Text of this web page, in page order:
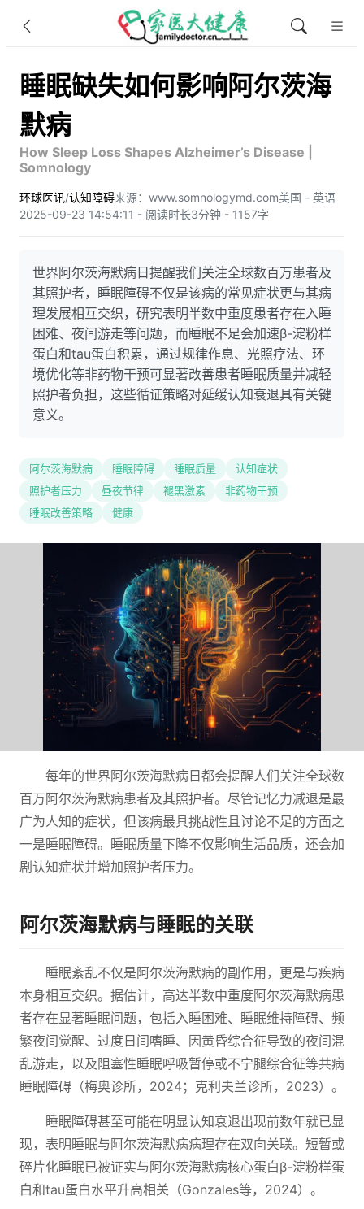
睡眠缺失如何影响阿尔茨海
默病
How Sleep Loss Shapes Alzheimer’s Disease |
Somnology
环球医讯/认知障碍来源：www.somnologymd.com美国 - 英语
2025-09-23 14:54:11 - 阅读时长3分钟 - 1157字
世界阿尔茨海默病日提醒我们关注全球数百万患者及
其照护者，睡眠障碍不仅是该病的常见症状更与其病
理发展相互交织，研究表明半数中重度患者存在入睡
困难、夜间游走等问题，而睡眠不足会加速β-淀粉样
蛋白和tau蛋白积累，通过规律作息、光照疗法、环
境优化等非药物干预可显著改善患者睡眠质量并减轻
照护者负担，这些循证策略对延缓认知衰退具有关键
意义。
阿尔茨海默病 睡眠障碍 睡眠质量
认知症状
照护者压力
昼夜节律 褪黑激素
非药物干预
睡眠改善策略
健康
每年的世界阿尔茨海默病日都会提醒人们关注全球数
百万阿尔茨海默病患者及其照护者。尽管记忆力减退是最
广为人知的症状，但该病最具挑战性且讨论不足的方面之
一是睡眠障碍。睡眠质量下降不仅影响生活品质，还会加
剧认知症状并增加照护者压力。
阿尔茨海默病与睡眠的关联
睡眠紊乱不仅是阿尔茨海默病的副作用，更是与疾病
本身相互交织。据估计，高达半数中重度阿尔茨海默病患
者存在显著睡眠问题，包括入睡困难、睡眠维持障碍、频
繁夜间觉醒、过度日间嗜睡、因黄昏综合征导致的夜间混
乱游走，以及阻塞性睡眠呼吸暂停或不宁腿综合征等共病
睡眠障碍（梅奥诊所，2024；克利夫兰诊所，2023）。
睡眠障碍甚至可能在明显认知衰退出现前数年就已显
现，表明睡眠与阿尔茨海默病病理存在双向关联。短暂或
碎片化睡眠已被证实与阿尔茨海默病核心蛋白β-淀粉样蛋
白和tau蛋白水平升高相关（Gonzales等，2024）。